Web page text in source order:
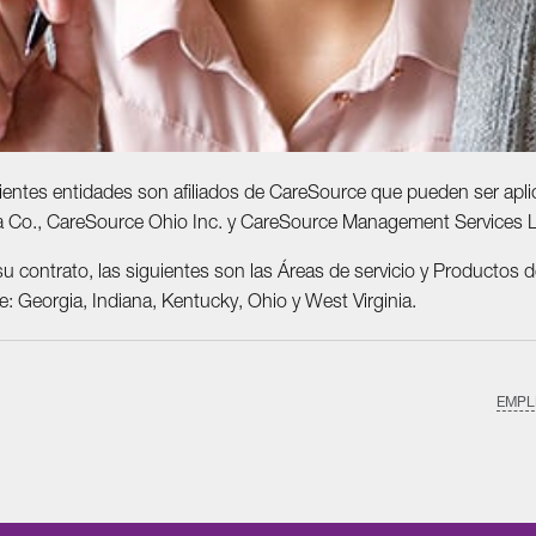
entidades son afiliados de CareSource que pueden ser
CareSource Ohio Inc. y CareSource Management Services
contrato, las siguientes son las Áreas de servicio y Productos
Georgia, Indiana, Kentucky, Ohio y West Virginia.